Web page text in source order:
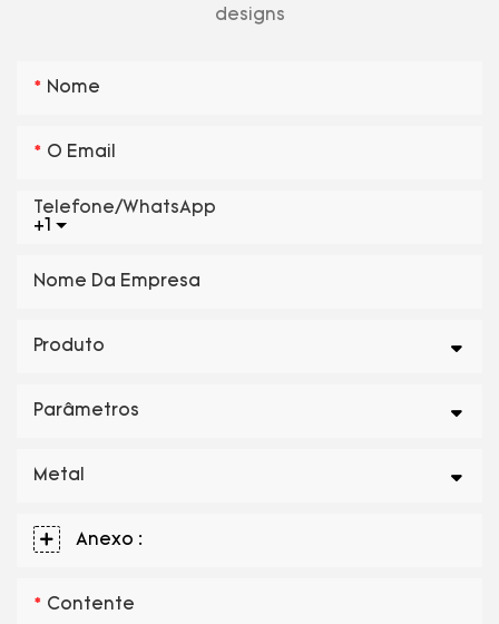
designs
Nome
O Email
+1
Telefone/WhatsApp
Nome Da Empresa
Produto
Parâmetros
Metal
Anexo :
Contente